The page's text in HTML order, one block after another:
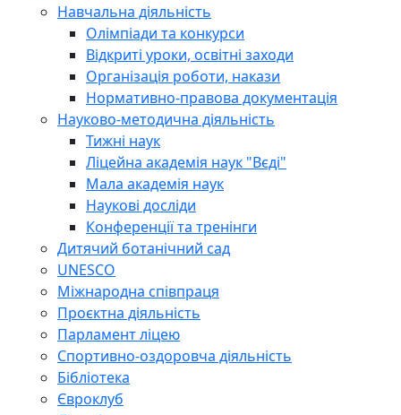
Навчальна діяльність
Олімпіади та конкурси
Відкриті уроки, освітні заходи
Організація роботи, накази
Нормативно-правова документація
Науково-методична діяльність
Тижні наук
Ліцейна академія наук "Вєді"
Мала академія наук
Наукові досліди
Конференції та тренінги
Дитячий ботанічний сад
UNESCO
Міжнародна співпраця
Проєктна діяльність
Парламент ліцею
Спортивно-оздоровча діяльність
Бібліотека
Євроклуб